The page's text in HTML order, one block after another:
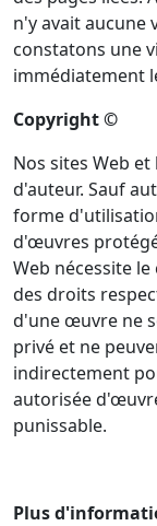
n'y avait aucune
constatons une
immédiatement
Copyright ©
Nos sites Web
d'auteur. Sauf
forme
d'œuvres
Web nécessite
des droits
d'une œuvre ne
privé et ne
indirectement
autorisée
punissable.
Plus